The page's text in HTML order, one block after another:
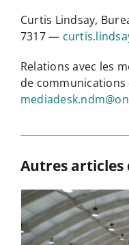
Curtis Lindsay,
7317 —
Relations avec les
de
Autres articles